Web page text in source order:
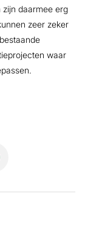
daarmee erg
zeer zeker
waar